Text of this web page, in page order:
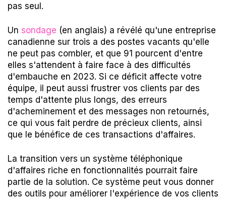
pas seul.
Un sondage (en anglais) a révélé qu'une entreprise
canadienne sur trois a des postes vacants qu'elle
ne peut pas combler, et que 91 pourcent d'entre
elles s'attendent à faire face à des difficultés
d'embauche en 2023. Si ce déficit affecte votre
équipe, il peut aussi frustrer vos clients par des
temps d'attente plus longs, des erreurs
d'acheminement et des messages non retournés,
ce qui vous fait perdre de précieux clients, ainsi
que le bénéfice de ces transactions d'affaires.
La transition vers un système téléphonique
d'affaires riche en fonctionnalités pourrait faire
partie de la solution. Ce système peut vous donner
des outils pour améliorer l'expérience de vos clients